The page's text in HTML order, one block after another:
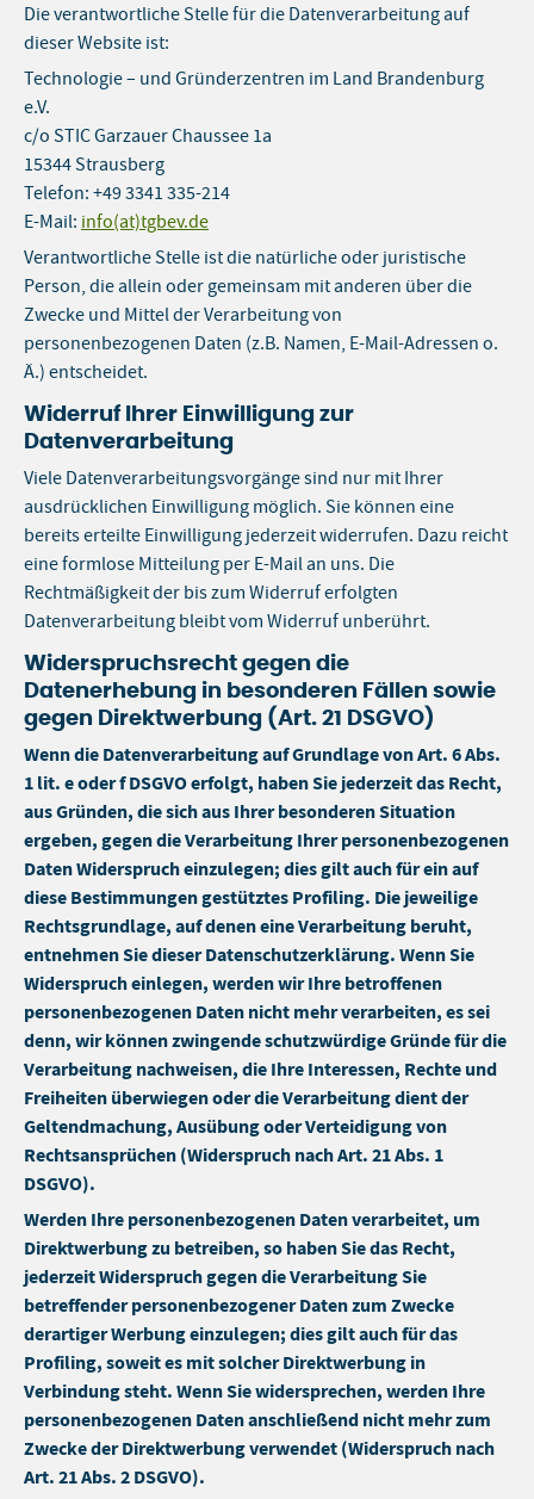
Die verantwortliche Stelle für die Datenverarbeitung auf
dieser Website ist:
Technologie – und Gründerzentren im Land Brandenburg
e.V.
c/o STIC Garzauer Chaussee 1a
15344 Strausberg
Telefon: +49 3341 335-214
E-Mail: info(at)tgbev.de
Verantwortliche Stelle ist die natürliche oder juristische
Person, die allein oder gemeinsam mit anderen über die
Zwecke und Mittel der Verarbeitung von
personenbezogenen Daten (z.B. Namen, E-Mail-Adressen o.
Ä.) entscheidet.
Widerruf Ihrer Einwilligung zur
Datenverarbeitung
Viele Datenverarbeitungsvorgänge sind nur mit Ihrer
ausdrücklichen Einwilligung möglich. Sie können eine
bereits erteilte Einwilligung jederzeit widerrufen. Dazu reicht
eine formlose Mitteilung per E-Mail an uns. Die
Rechtmäßigkeit der bis zum Widerruf erfolgten
Datenverarbeitung bleibt vom Widerruf unberührt.
Widerspruchsrecht gegen die
Datenerhebung in besonderen Fällen sowie
gegen Direktwerbung (Art. 21 DSGVO)
Wenn die Datenverarbeitung auf Grundlage von Art. 6 Abs.
1 lit. e oder f DSGVO erfolgt, haben Sie jederzeit das Recht,
aus Gründen, die sich aus Ihrer besonderen Situation
ergeben, gegen die Verarbeitung Ihrer personenbezogenen
Daten Widerspruch einzulegen; dies gilt auch für ein auf
diese Bestimmungen gestütztes Profiling. Die jeweilige
Rechtsgrundlage, auf denen eine Verarbeitung beruht,
entnehmen Sie dieser Datenschutzerklärung. Wenn Sie
Widerspruch einlegen, werden wir Ihre betroffenen
personenbezogenen Daten nicht mehr verarbeiten, es sei
denn, wir können zwingende schutzwürdige Gründe für die
Verarbeitung nachweisen, die Ihre Interessen, Rechte und
Freiheiten überwiegen oder die Verarbeitung dient der
Geltendmachung, Ausübung oder Verteidigung von
Rechtsansprüchen (Widerspruch nach Art. 21 Abs. 1
DSGVO).
Werden Ihre personenbezogenen Daten verarbeitet, um
Direktwerbung zu betreiben, so haben Sie das Recht,
jederzeit Widerspruch gegen die Verarbeitung Sie
betreffender personenbezogener Daten zum Zwecke
derartiger Werbung einzulegen; dies gilt auch für das
Profiling, soweit es mit solcher Direktwerbung in
Verbindung steht. Wenn Sie widersprechen, werden Ihre
personenbezogenen Daten anschließend nicht mehr zum
Zwecke der Direktwerbung verwendet (Widerspruch nach
Art. 21 Abs. 2 DSGVO).